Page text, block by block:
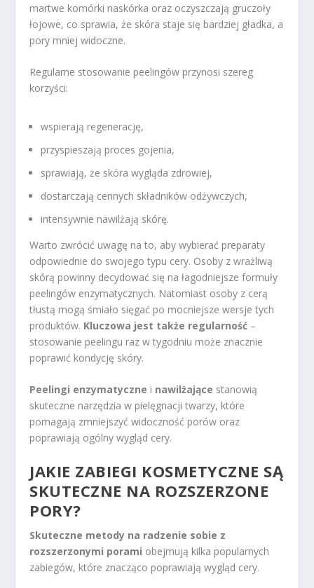
martwe komórki naskórka oraz oczyszczają gruczoły
łojowe, co sprawia, że skóra staje się bardziej gładka, a
pory mniej widoczne.
Regularne stosowanie peelingów przynosi szereg
korzyści:
wspierają regenerację,
przyspieszają proces gojenia,
sprawiają, że skóra wygląda zdrowiej,
dostarczają cennych składników odżywczych,
intensywnie nawilżają skórę.
Warto zwrócić uwagę na to, aby wybierać preparaty
odpowiednie do swojego typu cery. Osoby z wrażliwą
skórą powinny decydować się na łagodniejsze formuły
peelingów enzymatycznych. Natomiast osoby z cerą
tłustą mogą śmiało sięgać po mocniejsze wersje tych
produktów. Kluczowa jest także regularność –
stosowanie peelingu raz w tygodniu może znacznie
poprawić kondycję skóry.
Peelingi enzymatyczne i nawilżające stanowią
skuteczne narzędzia w pielęgnacji twarzy, które
pomagają zmniejszyć widoczność porów oraz
poprawiają ogólny wygląd cery.
JAKIE ZABIEGI KOSMETYCZNE SĄ
SKUTECZNE NA ROZSZERZONE
PORY?
Skuteczne metody na radzenie sobie z
rozszerzonymi porami obejmują kilka popularnych
zabiegów, które znacząco poprawiają wygląd cery.